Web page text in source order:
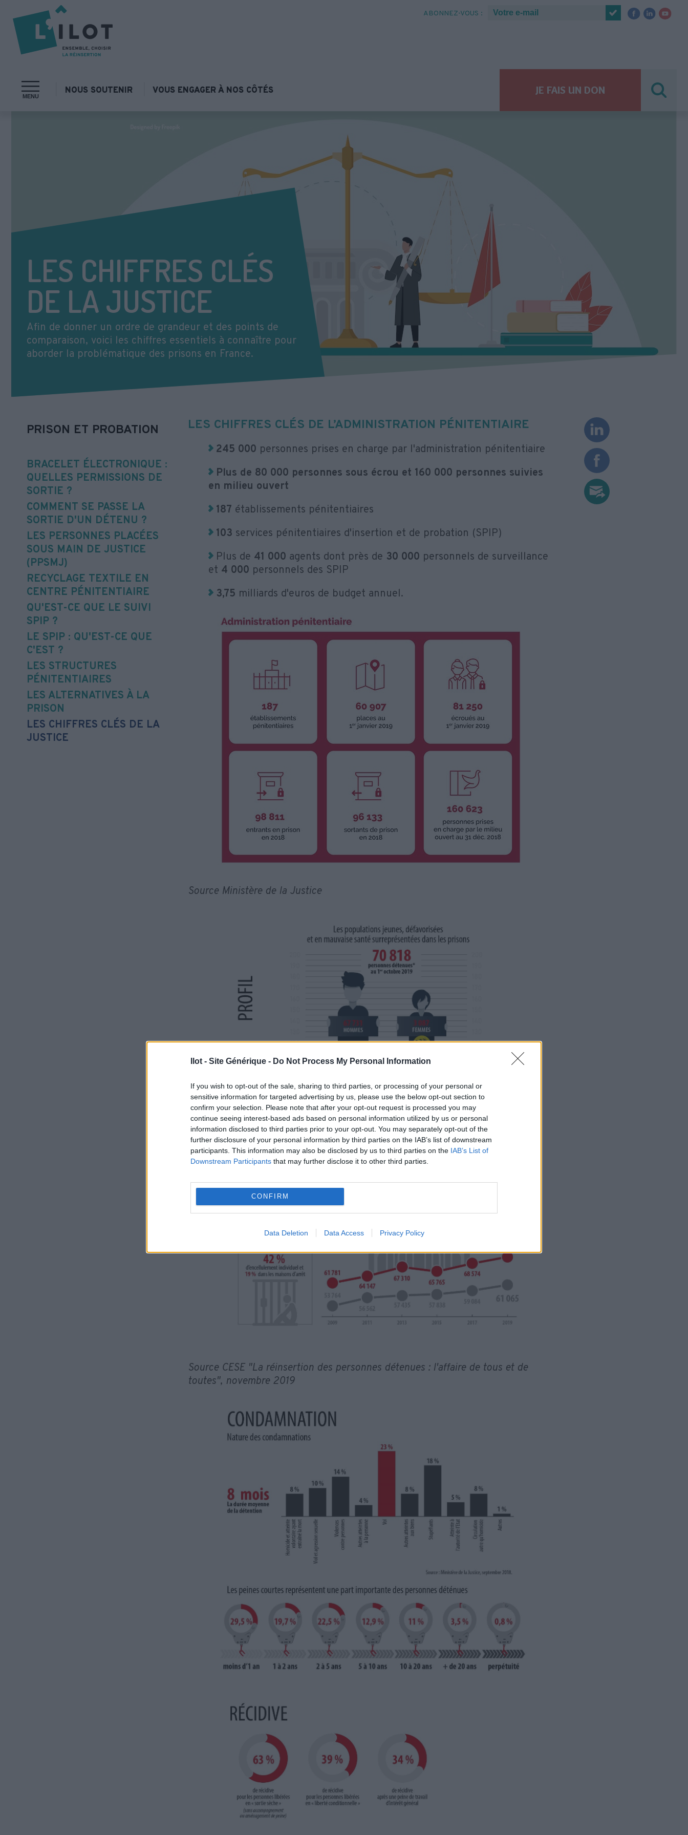
Ilot - Site Générique - Do Not Process My Personal Information
If you wish to opt-out of the sale, sharing to third parties, or processing of your personal or
sensitive information for targeted advertising by us, please use the below opt-out section to
confirm your selection. Please note that after your opt-out request is processed you may
continue seeing interest-based ads based on personal information utilized by us or personal
information disclosed to third parties prior to your opt-out. You may separately opt-out of the
further disclosure of your personal information by third parties on the IAB’s list of downstream
participants. This information may also be disclosed by us to third parties on the IAB’s List of
Downstream Participants that may further disclose it to other third parties.
CONFIRM
Data Deletion Data Access Privacy Policy
ABONNEZ-VOUS :
MENU
NOUS SOUTENIR VOUS ENGAGER À NOS CÔTÉS JE FAIS UN DON
LES CHIFFRES CLÉS
DE LA JUSTICE
Afin de donner un ordre de grandeur et des points de
comparaison, voici les chiffres essentiels à connaître pour
aborder la problématique des prisons en France.
PRISON ET PROBATION
BRACELET ÉLECTRONIQUE :
QUELLES PERMISSIONS DE
SORTIE ?
COMMENT SE PASSE LA
SORTIE D'UN DÉTENU ?
LES PERSONNES PLACÉES
SOUS MAIN DE JUSTICE
(PPSMJ)
RECYCLAGE TEXTILE EN
CENTRE PÉNITENTIAIRE
QU'EST-CE QUE LE SUIVI
SPIP ?
LE SPIP : QU'EST-CE QUE
C'EST ?
LES STRUCTURES
PÉNITENTIAIRES
LES ALTERNATIVES À LA
PRISON
LES CHIFFRES CLÉS DE LA
JUSTICE
LES CHIFFRES CLÉS DE L’ADMINISTRATION PÉNITENTIAIRE
245 000 personnes prises en charge par l'administration pénitentiaire
Plus de 80 000 personnes sous écrou et 160 000 personnes suivies
en milieu ouvert
187 établissements pénitentiaires
103 services pénitentiaires d'insertion et de probation (SPIP)
Plus de 41 000 agents dont près de 30 000 personnels de surveillance
et 4 000 personnels des SPIP
3,75 milliards d'euros de budget annuel.
Source Ministère de la Justice
Source CESE "La réinsertion des personnes détenues : l'affaire de tous et de
toutes", novembre 2019